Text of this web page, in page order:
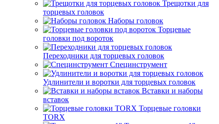
Трещотки для
торцевых головок
Наборы головок
Торцевые
головки под вороток
Переходники для торцевых головок
Специнструмент
Удлинители и воротки для торцевых головок
Вставки и наборы
вставок
Торцевые головки
TORX